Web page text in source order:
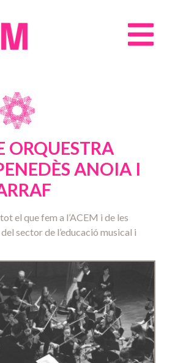
ORQUESTRA
ANOIA I
el que fem a l’ACEM i de les
sector de l’educació musical i